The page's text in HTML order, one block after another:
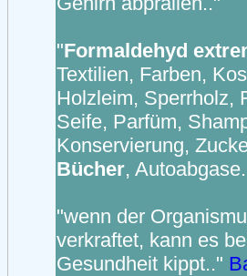
"Formaldehyd
Textilien, Farben,
Holzleim, Sperrholz,
Seife, Parfüm,
Konservierung,
Bücher,
"wenn der
verkraftet, kann es
Gesundheit kippt.."